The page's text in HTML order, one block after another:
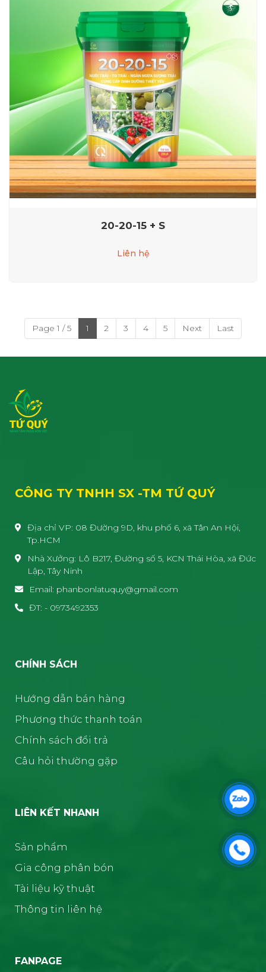
20-20-15 + S
Liên hệ
Page 1 / 5 1 2 3 4 5 Next Last
CÔNG TY TNHH SX -TM TỨ QUÝ
Địa chỉ VP: 08 Đường 9D, khu phố 6, xã Tân An Hội,
Tp.HCM
Nhà Xưởng: Lô B217, Đường số 5, KCN Thái Hòa, xã Đức
Lập, Tây Ninh
Email: phanbonlatuquy@gmail.com
ĐT: - 0973492353
CHÍNH SÁCH
Hướng dẫn bán hàng
Phương thức thanh toán
Chính sách đổi trả
Câu hỏi thường gặp
LIÊN KẾT NHANH
Sản phẩm
Gia công phân bón
Tài liệu kỹ thuật
Thông tin liên hệ
FANPAGE